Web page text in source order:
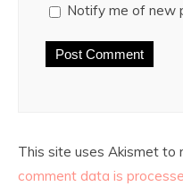
Notify me of new
This site uses Akismet to
comment data is